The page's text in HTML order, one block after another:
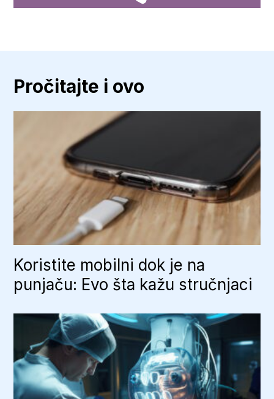
Pročitajte i ovo
Koristite mobilni dok je na
punjaču: Evo šta kažu stručnjaci